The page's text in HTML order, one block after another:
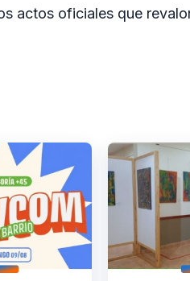
actos oficiales que